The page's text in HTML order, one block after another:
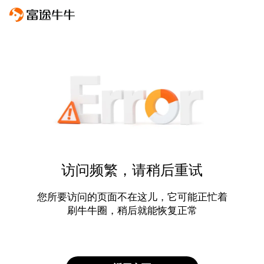
访问频繁，请稍后重试
您所要访问的页面不在这儿，它可能正忙着
刷牛牛圈，稍后就能恢复正常